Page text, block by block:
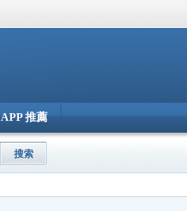
APP 推薦
搜索